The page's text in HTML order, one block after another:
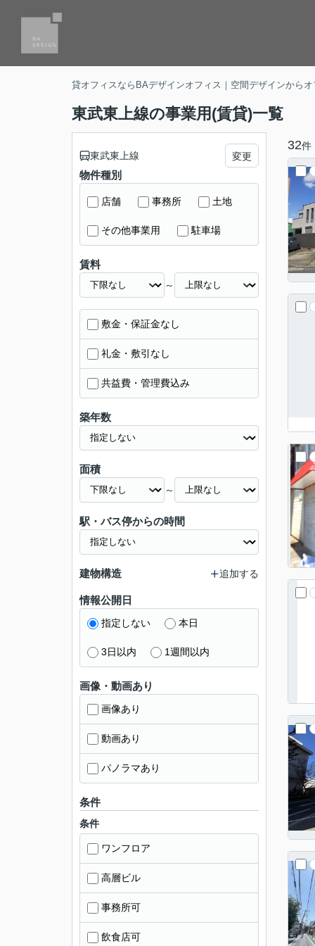
貸オフィスならBAデザインオフィス｜空間デザインから
東武東上線の事業用(賃貸)一覧
32件
東武東上線
変更
物件種別
店舗 事務所 土地
その他事業用 駐車場
賃料
～
敷金・保証金なし
礼金・敷引なし
共益費・管理費込み
築年数
面積
～
駅・バス停からの時間
建物構造 追加する
情報公開日
指定しない 本日
3日以内 1週間以内
画像・動画あり
画像あり
動画あり
パノラマあり
条件
条件
ワンフロア
高層ビル
事務所可
飲食店可